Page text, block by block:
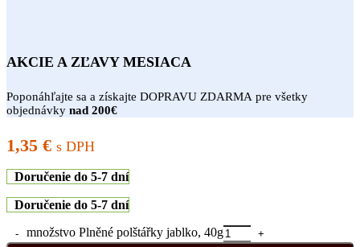
AKCIE A ZĽAVY MESIACA
Poponáhľajte sa a získajte DOPRAVU ZDARMA pre všetky
objednávky nad 200€
1,35 € s DPH
Doručenie do 5-7 dní
Doručenie do 5-7 dní
množstvo Plněné polštářky jablko, 40g